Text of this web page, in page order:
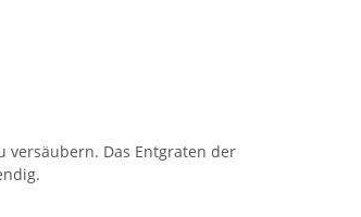
versäubern. Das Entgraten der